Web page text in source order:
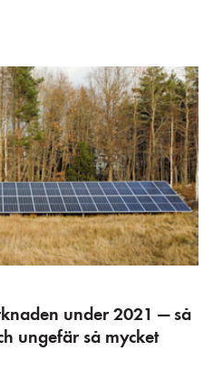
under 2021 — så
ungefär så mycket